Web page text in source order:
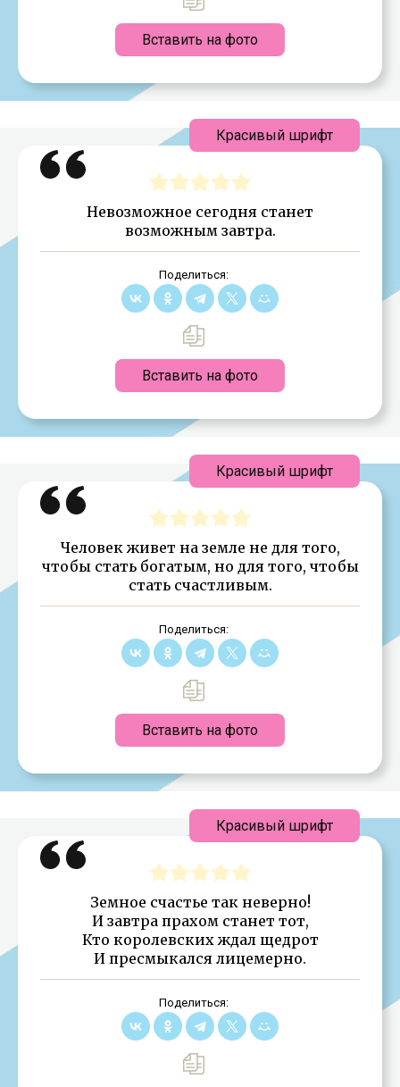
Вставить на фото
Невозможное сегодня станет
возможным завтра.
Поделиться:
Вставить на фото
Красивый шрифт
Человек живет на земле не для того,
чтобы стать богатым, но для того, чтобы
стать счастливым.
Поделиться:
Вставить на фото
Красивый шрифт
Земное счастье так неверно!
И завтра прахом станет тот,
Кто королевских ждал щедрот
И пресмыкался лицемерно.
Поделиться:
Красивый шрифт